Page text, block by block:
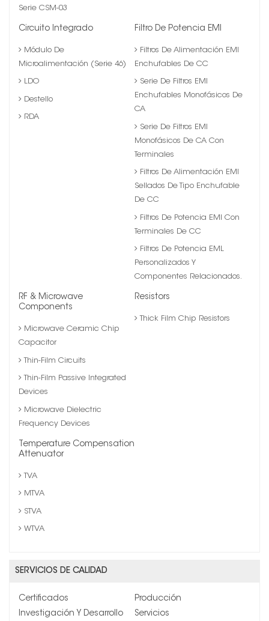
Serie CSM-03
Circuito Integrado
Módulo De
Microalimentación (serie 46)
LDO
Destello
RDA
Filtro De Potencia EMI
Filtros De Alimentación EMI
Enchufables De CC
Serie De Filtros EMI
Enchufables Monofásicos De
CA
Serie De Filtros EMI
Monofásicos De CA Con
Terminales
Filtros De Alimentación EMI
Sellados De Tipo Enchufable
De CC
Filtros De Potencia EMI Con
Terminales De CC
Filtros De Potencia EML
Personalizados Y
Componentes Relacionados.
RF & Microwave
Components
Microwave Ceramic Chip
Capacitor
Thin-Film Circuits
Thin-Film Passive Integrated
Devices
Microwave Dielectric
Frequency Devices
Resistors
Thick Film Chip Resistors
Temperature Compensation
Attenuator
TVA
MTVA
STVA
WTVA
SERVICIOS DE CALIDAD
Certificados
Producción
Investigación Y Desarrollo
Servicios